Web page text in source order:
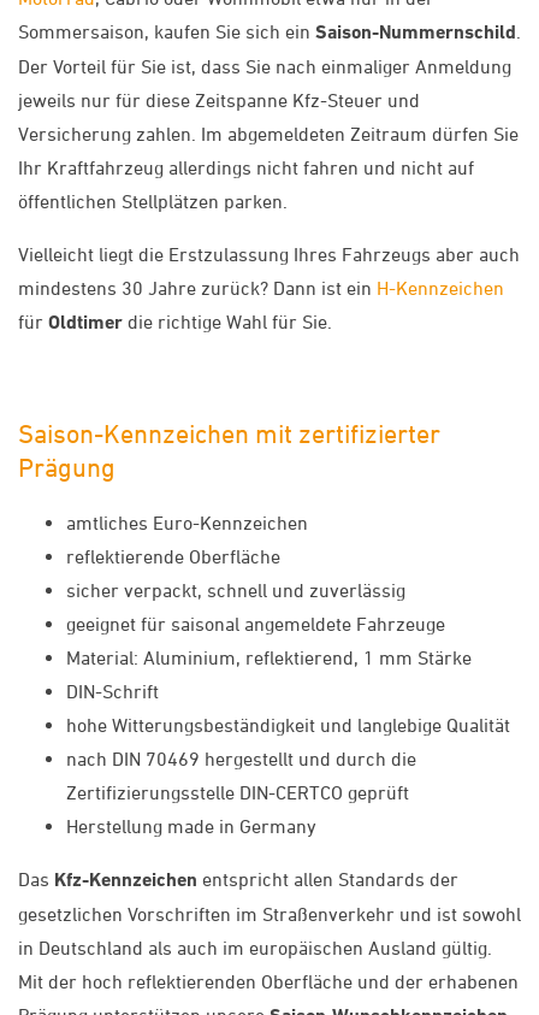
Sommersaison, kaufen Sie sich ein Saison-Nummernschild
Der Vorteil für Sie ist, dass Sie nach einmaliger Anmeldung
jeweils nur für diese Zeitspanne Kfz-Steuer und
Versicherung zahlen. Im abgemeldeten Zeitraum dürfen Sie
Ihr Kraftfahrzeug allerdings nicht fahren und nicht auf
öffentlichen Stellplätzen parken.
Vielleicht liegt die Erstzulassung Ihres Fahrzeugs aber auch
mindestens 30 Jahre zurück? Dann ist ein H-Kennzeichen
für Oldtimer die richtige Wahl für Sie.
Saison-Kennzeichen mit zertifizierter
Prägung
amtliches Euro-Kennzeichen
reflektierende Oberfläche
sicher verpackt, schnell und zuverlässig
geeignet für saisonal angemeldete Fahrzeuge
Material: Aluminium, reflektierend, 1 mm Stärke
DIN-Schrift
hohe Witterungsbeständigkeit und langlebige Qualität
nach DIN 70469 hergestellt und durch die
Zertifizierungsstelle DIN-CERTCO geprüft
Herstellung made in Germany
Das Kfz-Kennzeichen entspricht allen Standards der
gesetzlichen Vorschriften im Straßenverkehr und ist sowohl
in Deutschland als auch im europäischen Ausland gültig.
Mit der hoch reflektierenden Oberfläche und der erhabenen